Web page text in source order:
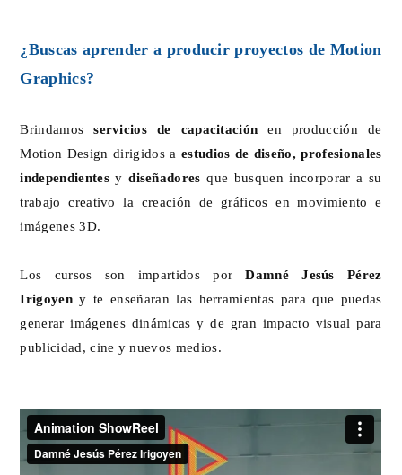
¿Buscas aprender a producir proyectos de Motion
Graphics?
Brindamosservicios de capacitaciónen producción de
Motion Design dirigidos a estudios de diseño, profesionales
independientesy diseñadoresque busquen incorporar a su
trabajo creativo la creación de gráficos en movimiento e
imágenes 3D.
Los cursos son impartidos porDamné Jesús Pérez
Irigoyeny te enseñaran las herramientas para que puedas
generar imágenes dinámicas y de gran impacto visual para
publicidad, cine y nuevos medios.